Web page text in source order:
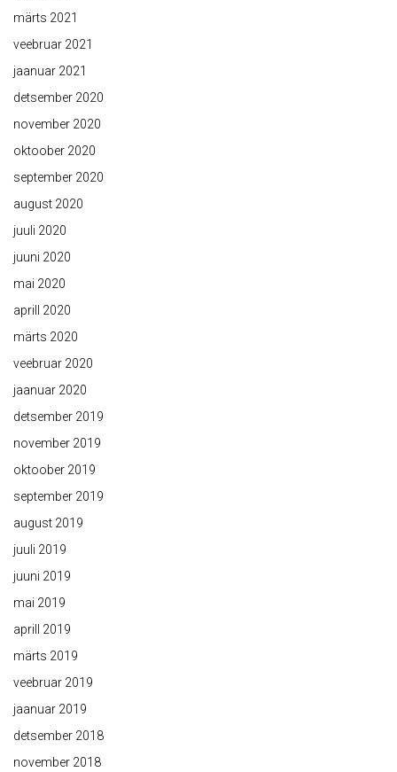
märts 2021
veebruar 2021
jaanuar 2021
detsember 2020
november 2020
oktoober 2020
september 2020
august 2020
juuli 2020
juuni 2020
mai 2020
aprill 2020
märts 2020
veebruar 2020
jaanuar 2020
detsember 2019
november 2019
oktoober 2019
september 2019
august 2019
juuli 2019
juuni 2019
mai 2019
aprill 2019
märts 2019
veebruar 2019
jaanuar 2019
detsember 2018
november 2018